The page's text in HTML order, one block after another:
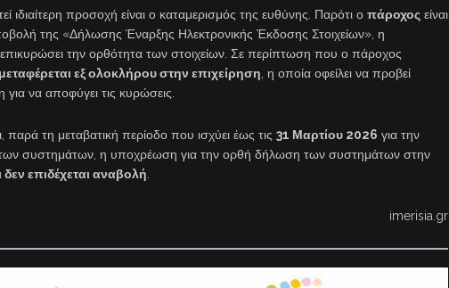
ιδιαίτερη προσοχή είναι ο καταμερισμός της ευθύνης. Παρότι ο πάροχος είναι
της «Δήλωσης Έναρξης Ηλεκτρονικής Έκδοσης Στοιχείων», η
επικυρώσει την ορθότητα των στοιχείων. Σε περίπτωση που ο πάροχος
εξ ολοκλήρου στην επιχείρηση , η οποία οφείλει να προβεί
να αποφύγει τις κυρώσεις.
παρά τη μεταβατική περίοδο που ισχύει έως τις 31 Μαρτίου 2026 για την
συστημάτων, η υποχρέωση για την ορθή δήλωση των συστημάτων στην
επιδέχεται αναβολή
imerisia.gr